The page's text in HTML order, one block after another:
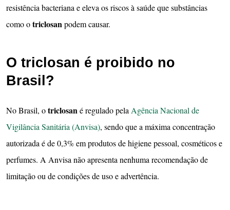
resistência bacteriana e eleva os riscos à saúde que substâncias
como otriclosanpodem causar.
O triclosan é proibido no
Brasil?
No Brasil, otriclosané regulado pela Agência Nacional de
Vigilância Sanitária (Anvisa), sendo que a máxima concentração
autorizada é de 0,3% em produtos de higiene pessoal, cosméticos e
perfumes. A Anvisa não apresenta nenhuma recomendação de
limitação ou de condições de uso e advertência.